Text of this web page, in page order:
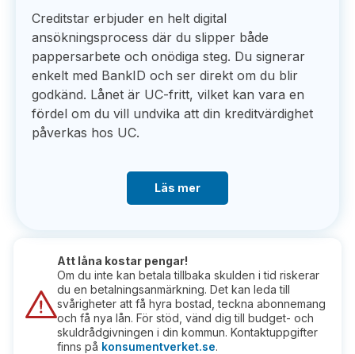
Creditstar erbjuder en helt digital
ansökningsprocess där du slipper både
pappersarbete och onödiga steg. Du signerar
enkelt med BankID och ser direkt om du blir
godkänd. Lånet är UC-fritt, vilket kan vara en
fördel om du vill undvika att din kreditvärdighet
påverkas hos UC.
Läs mer
Att låna kostar pengar!
Om du inte kan betala tillbaka skulden i tid riskerar
du en betalningsanmärkning. Det kan leda till
svårigheter att få hyra bostad, teckna abonnemang
och få nya lån. För stöd, vänd dig till budget- och
skuldrådgivningen i din kommun. Kontaktuppgifter
finns på konsumentverket.se.